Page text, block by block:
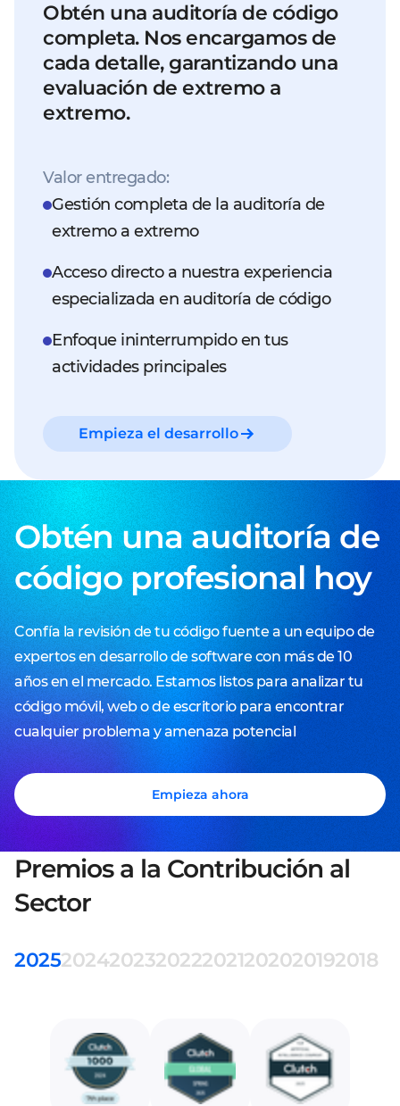
Obtén una auditoría de código
completa. Nos encargamos de
cada detalle, garantizando una
evaluación de extremo a
extremo.
Valor entregado:
Gestión completa de la auditoría de
extremo a extremo
Acceso directo a nuestra experiencia
especializada en auditoría de código
Enfoque ininterrumpido en tus
actividades principales
Empieza el desarrollo
Obtén una auditoría de
código profesional hoy
Confía la revisión de tu código fuente a un equipo de
expertos en desarrollo de software con más de 10
años en el mercado. Estamos listos para analizar tu
código móvil, web o de escritorio para encontrar
cualquier problema y amenaza potencial
Empieza ahora
Premios a la Contribución al
Sector
20252024202320222021202020192018